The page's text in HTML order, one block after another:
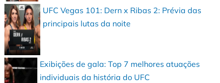
UFC Vegas 101: Dern x Ribas 2: Prévia das
principais lutas da noite
Exibições de gala: Top 7 melhores atuações
individuais da história do UFC